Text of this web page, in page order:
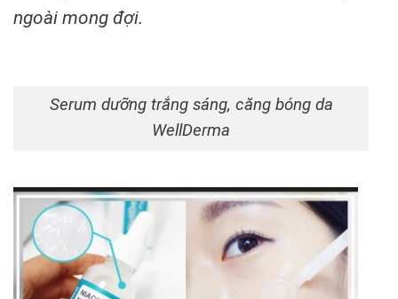
ngoài mong đợi.
Serum dưỡng trắng sáng, căng bóng da
WellDerma